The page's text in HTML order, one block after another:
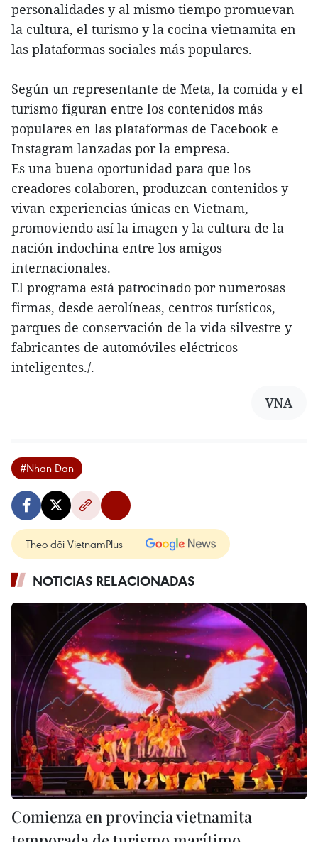
personalidades y al mismo tiempo promuevan
la cultura, el turismo y la cocina vietnamita en
las plataformas sociales más populares.
Según un representante de Meta, la comida y el
turismo figuran entre los contenidos más
populares en las plataformas de Facebook e
Instagram lanzadas por la empresa.
Es una buena oportunidad para que los
creadores colaboren, produzcan contenidos y
vivan experiencias únicas en Vietnam,
promoviendo así la imagen y la cultura de la
nación indochina entre los amigos
internacionales.
El programa está patrocinado por numerosas
firmas, desde aerolíneas, centros turísticos,
parques de conservación de la vida silvestre y
fabricantes de automóviles eléctricos
inteligentes./.
VNA
#Nhan Dan
Theo dõi VietnamPlus
NOTICIAS RELACIONADAS
Comienza en provincia vietnamita